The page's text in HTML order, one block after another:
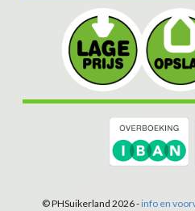
© PHSuikerland 2026 -info en